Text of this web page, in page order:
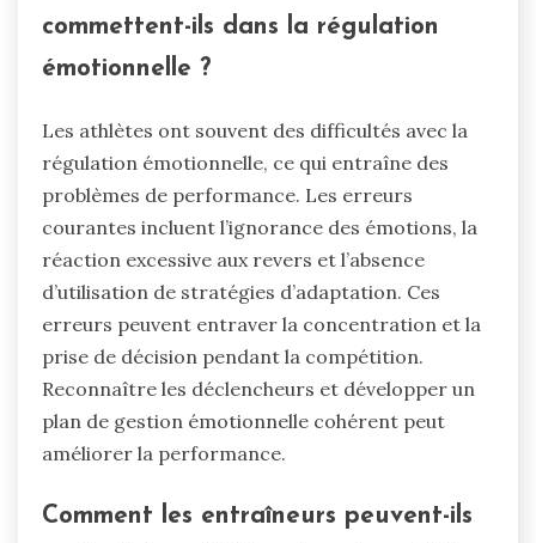
commettent-ils dans la régulation
émotionnelle ?
Les athlètes ont souvent des difficultés avec la
régulation émotionnelle, ce qui entraîne des
problèmes de performance. Les erreurs
courantes incluent l’ignorance des émotions, la
réaction excessive aux revers et l’absence
d’utilisation de stratégies d’adaptation. Ces
erreurs peuvent entraver la concentration et la
prise de décision pendant la compétition.
Reconnaître les déclencheurs et développer un
plan de gestion émotionnelle cohérent peut
améliorer la performance.
Comment les entraîneurs peuvent-ils